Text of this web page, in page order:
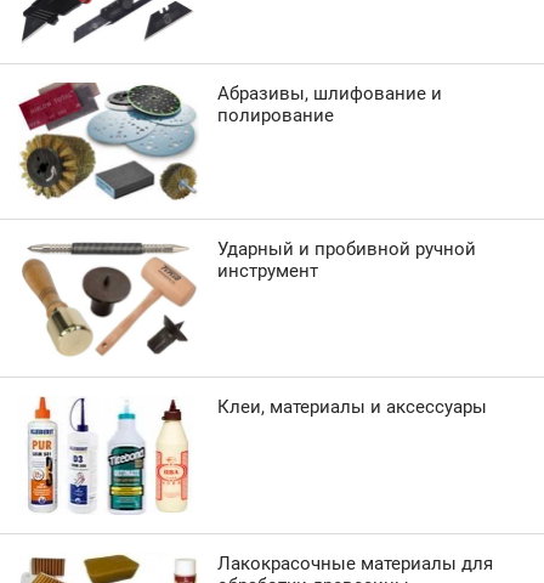
Абразивы, шлифование и
полирование
Ударный и пробивной ручной
инструмент
Клеи, материалы и аксессуары
Лакокрасочные материалы для